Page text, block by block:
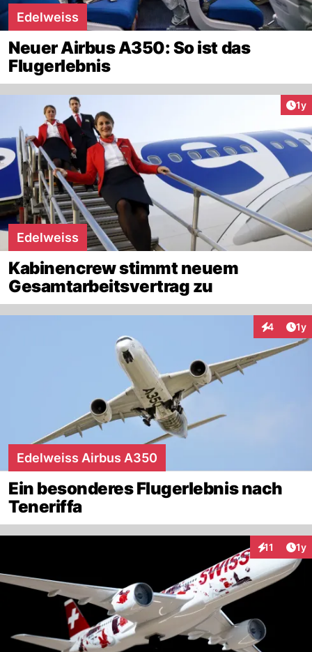
Edelweiss
Neuer Airbus A350: So ist das
Flugerlebnis
1y
Edelweiss
Kabinencrew stimmt neuem
Gesamtarbeitsvertrag zu
4 1y
Edelweiss Airbus A350
Ein besonderes Flugerlebnis nach
Teneriffa
11 1y